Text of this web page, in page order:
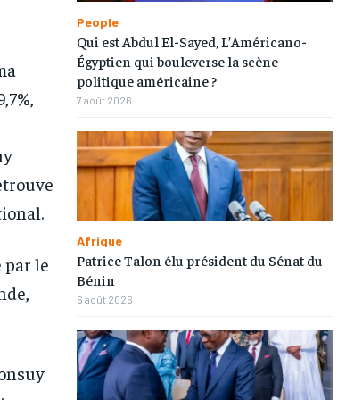
month
tier, you are billed
the first one until you
month
tier, you are billed
the first one until you
le
People
Qui est Abdul El-Sayed, L’Américano-
Égyptien qui bouleverse la scène
politique américaine ?
7 août 2026
Afrique
Patrice Talon élu président du Sénat du
Bénin
6 août 2026